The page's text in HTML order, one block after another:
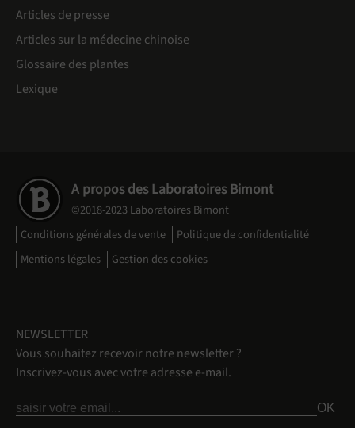
Articles de presse
Articles sur la médecine chinoise
Glossaire des plantes
Lexique
A propos des Laboratoires Bimont
©2018-2023 Laboratoires Bimont
Conditions générales de vente
Politique de confidentialité
Mentions légales
Gestion des cookies
NEWSLETTER
Vous souhaitez recevoir notre newsletter ?
Inscrivez-vous avec votre adresse e-mail.